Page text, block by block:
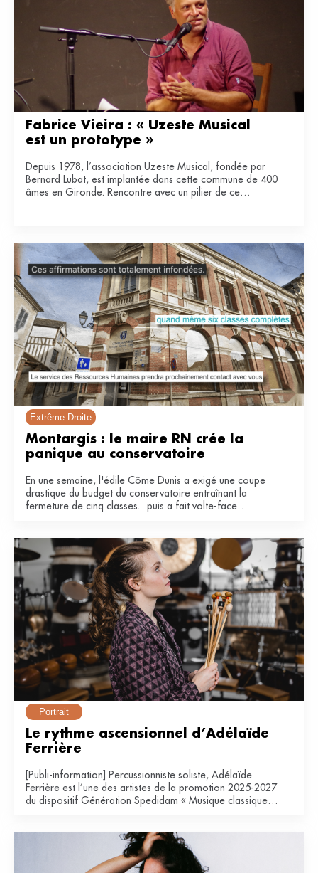
Fabrice Vieira : « Uzeste Musical
est un prototype »
Depuis 1978, l’association Uzeste Musical, fondée par
Bernard Lubat, est implantée dans cette commune de 400
âmes en Gironde. Rencontre avec un pilier de ce
Extrême Droite
Montargis : le maire RN crée la
En une semaine, l'édile Côme Dunis a exigé une coupe
drastique du budget du conservatoire entraînant la
fermeture de cinq classes... puis a fait volte-face
Portrait
Le rythme ascensionnel d’Adélaïde
Ferrière
[Publi-information] Percussionniste soliste, Adélaïde
Ferrière est l’une des artistes de la promotion 2025-2027
du dispositif Génération Spedidam « Musique classique &